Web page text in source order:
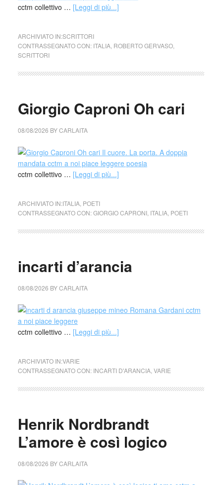
cctm collettivo … [Leggi di più...]
ARCHIVIATO IN:SCRITTORI
CONTRASSEGNATO CON: ITALIA, ROBERTO GERVASO,
SCRITTORI
Giorgio Caproni Oh cari
08/08/2026 BYCARLAITA
cctm collettivo … [Leggi di più...]
ARCHIVIATO IN:ITALIA, POETI
CONTRASSEGNATO CON:GIORGIO CAPRONI, ITALIA, POETI
incarti d’arancia
08/08/2026 BYCARLAITA
cctm collettivo … [Leggi di più...]
ARCHIVIATO IN:VARIE
CONTRASSEGNATO CON: INCARTI D'ARANCIA, VARIE
Henrik Nordbrandt
L’amore è così logico
08/08/2026 BYCARLAITA